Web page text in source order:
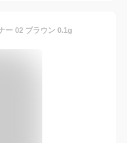
ー 02 ブラウン 0.1g